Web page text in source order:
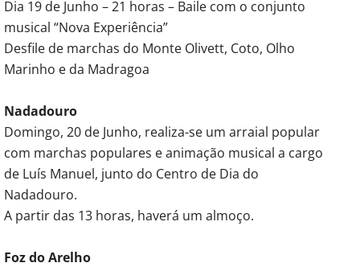
Dia 19 de Junho – 21 horas – Baile com o conjunto
musical “Nova Experiência”
Desfile de marchas do Monte Olivett, Coto, Olho
Marinho e da Madragoa
Nadadouro
Domingo, 20 de Junho, realiza-se um arraial popular
com marchas populares e animação musical a cargo
de Luís Manuel, junto do Centro de Dia do
Nadadouro.
A partir das 13 horas, haverá um almoço.
Foz do Arelho